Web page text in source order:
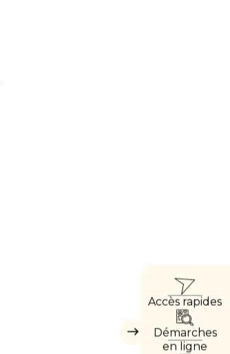
Masquer
Accès rapides
Démarches
en ligne